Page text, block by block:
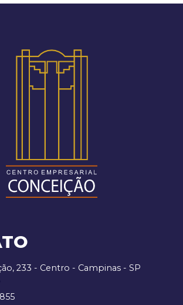
233 - Centro - Campinas - SP